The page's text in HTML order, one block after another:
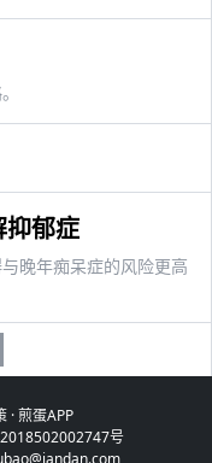
抑郁症
晚年痴呆症的风险更高
·煎蛋APP
号